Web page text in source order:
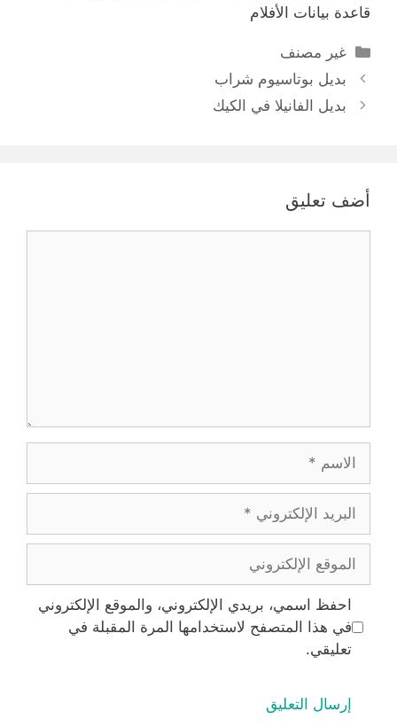
قاعدة بيانات الأفلام
التصنيفات
غير مصنف
بديل بوتاسيوم شراب
بديل الفانيلا في الكيك
أضف تعليق
الاسم
البريد
الإلكتروني
الموقع
الإلكتروني
احفظ اسمي، بريدي الإلكتروني، والموقع الإلكتروني
في هذا المتصفح لاستخدامها المرة المقبلة في
تعليقي.